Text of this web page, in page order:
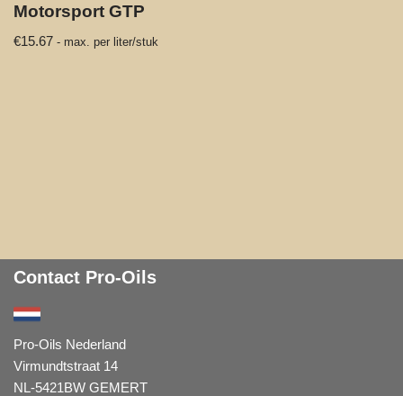
Motorsport GTP
€15.67 - max. per liter/stuk
Contact Pro-Oils
Pro-Oils Nederland
Virmundtstraat 14
NL-5421BW GEMERT